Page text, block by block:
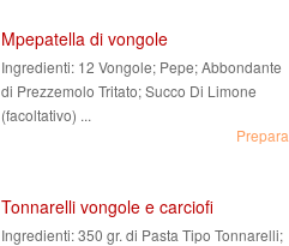
Mpepatella di vongole
Ingredienti: 12 Vongole; Pepe; Abbondante
di Prezzemolo Tritato; Succo Di Limone
(facoltativo) ...
Prepara
Tonnarelli vongole e carciofi
Ingredienti:350 gr. di Pasta Tipo Tonnarelli;